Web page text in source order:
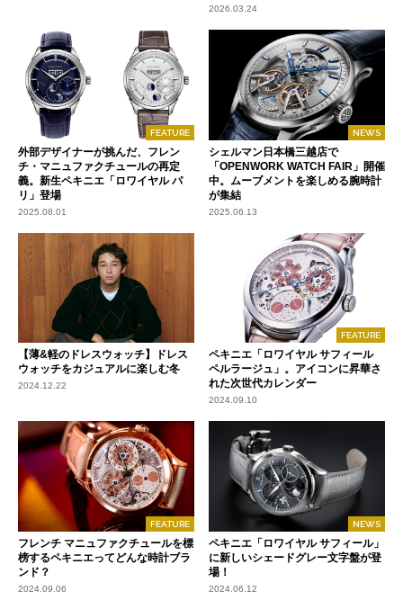
2026.03.24
FEATURE
外部デザイナーが挑んだ、フレン
チ・マニュファクチュールの再定
義。新生ペキニエ「ロワイヤル パ
リ」登場
2025.08.01
NEWS
シェルマン日本橋三越店で
「OPENWORK WATCH FAIR」開催
中。ムーブメントを楽しめる腕時計
が集結
2025.06.13
【薄&軽のドレスウォッチ】ドレス
ウォッチをカジュアルに楽しむ冬
2024.12.22
FEATURE
ペキニエ「ロワイヤル サフィール
ペルラージュ」。アイコンに昇華さ
れた次世代カレンダー
2024.09.10
FEATURE
フレンチ マニュファクチュールを標
榜するペキニエってどんな時計ブラ
ンド？
2024.09.06
NEWS
ペキニエ「ロワイヤル サフィール」
に新しいシェードグレー文字盤が登
場！
2024.06.12